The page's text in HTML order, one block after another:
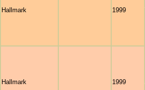
Hallmark 1999
Hallmark 1999